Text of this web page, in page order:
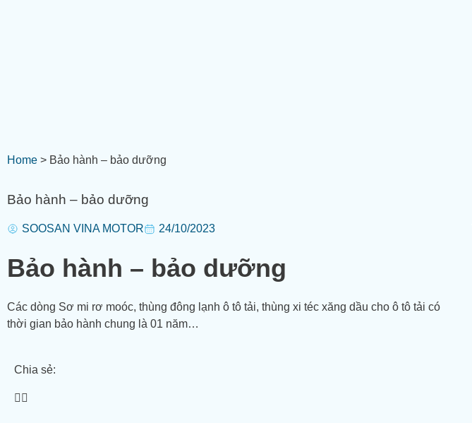
Home > Bảo hành – bảo dưỡng
Bảo hành – bảo dưỡng
SOOSAN VINA MOTOR 24/10/2023
Bảo hành – bảo dưỡng
Các dòng Sơ mi rơ moóc, thùng đông lạnh ô tô tải, thùng xi téc xăng dầu cho ô tô tải có
thời gian bảo hành chung là 01 năm…
Chia sẻ: